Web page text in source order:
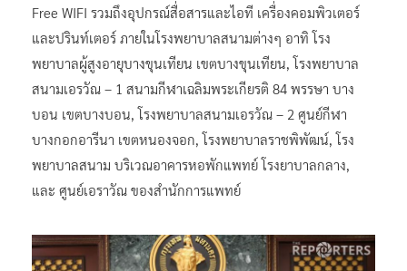
Free WIFI รวมถึงอุปกรณ์สื่อสารและไอที เครื่องคอมพิวเตอร์
และปรินท์เตอร์ ภายในโรงพยาบาลสนามต่างๆ อาทิ โรง
พยาบาลผู้สูงอายุบางขุนเทียน เขตบางขุนเทียน, โรงพยาบาล
สนามเอรวัณ – 1 สนามกีฬาเฉลิมพระเกียรติ 84 พรรษา บาง
บอน เขตบางบอน, โรงพยาบาลสนามเอรวัณ – 2 ศูนย์กีฬา
บางกอกอารีนา เขตหนองจอก, โรงพยาบาลราชพิพัฒน์, โรง
พยาบาลสนาม บริเวณอาคารหอพักแพทย์ โรงยาบาลกลาง,
และ ศูนย์เอราวัณ ของสำนักการแพทย์